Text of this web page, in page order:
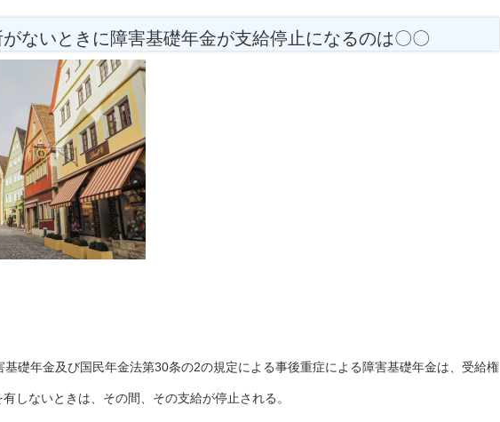
ないときに障害基礎年金が支給停止になるのは〇〇
基礎年金及び国民年金法第30条の2の規定による事後重症による障害基礎年金は、受給権
しないときは、その間、その支給が停止される。